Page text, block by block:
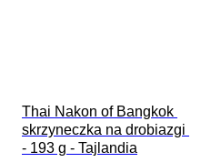
Thai Nakon of Bangkok
skrzyneczka na drobiazgi
- 193 g - Tajlandia